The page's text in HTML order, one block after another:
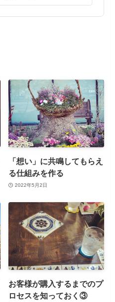
「想い」に共鳴してもらえ
る仕組みを作る
2022年5月2日
お客様が購入するまでのプ
ロセスを知っておく③